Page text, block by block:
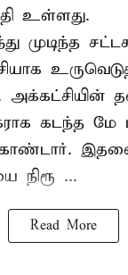
உள்ளது.
முடிந்த
அக்கட்சியின்
கடந்த மே
நிரூ ...
Read More